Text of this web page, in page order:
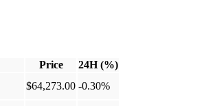
Price 24H (%)
$64,273.00 -0.30%